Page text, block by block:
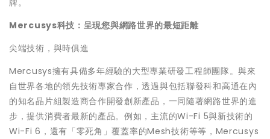
牌。
Mercusys科技：呈現您與網路世界的最短距離
尖端技術，與時俱進
Mercusys擁有具備多年經驗的大型專業研發工程師團隊。與來
自世界各地的領先技術專家合作，透過與包括聯發科和高通在內
的知名晶片組製造商合作開發創新產品，一同隨著網路世界的進
步，提供消費者最新的產品。例如，主流的Wi-Fi 5與新技術的
Wi-Fi 6，還有「零死角」覆蓋率的Mesh技術等等，Mercusys